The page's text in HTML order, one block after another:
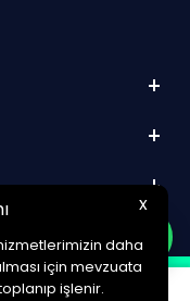
x
daha
için mevzuata
işlenir.
Tüm hakları saklıdır.